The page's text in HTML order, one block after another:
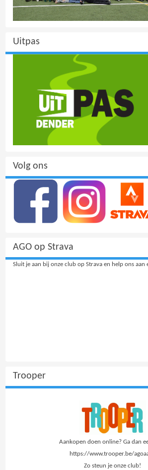
Uitpas
Volg ons
AGO op Strava
Sluit je aan bij onze club op Strava en help ons aan
Trooper
Aankopen doen online? Ga dan
https://www.trooper.be/
Zo steun je onze club!